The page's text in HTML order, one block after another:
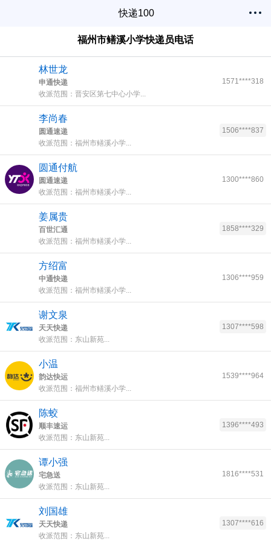
快递100
福州市鳝溪小学快递员电话
林世龙
申通快递
收派范围：晋安区第七中心小学...
1571****318
李尚春
圆通速递
收派范围：福州市鳝溪小学...
1506****837
圆通付航
圆通速递
收派范围：福州市鳝溪小学...
1300****860
姜属贵
百世汇通
收派范围：福州市鳝溪小学...
1858****329
方绍富
中通快递
收派范围：福州市鳝溪小学...
1306****959
谢文泉
天天快递
收派范围：东山新苑...
1307****598
小温
韵达快运
收派范围：福州市鳝溪小学...
1539****964
陈蛟
顺丰速运
收派范围：东山新苑...
1396****493
谭小强
宅急送
收派范围：东山新苑...
1816****531
刘国雄
天天快递
收派范围：东山新苑...
1307****616